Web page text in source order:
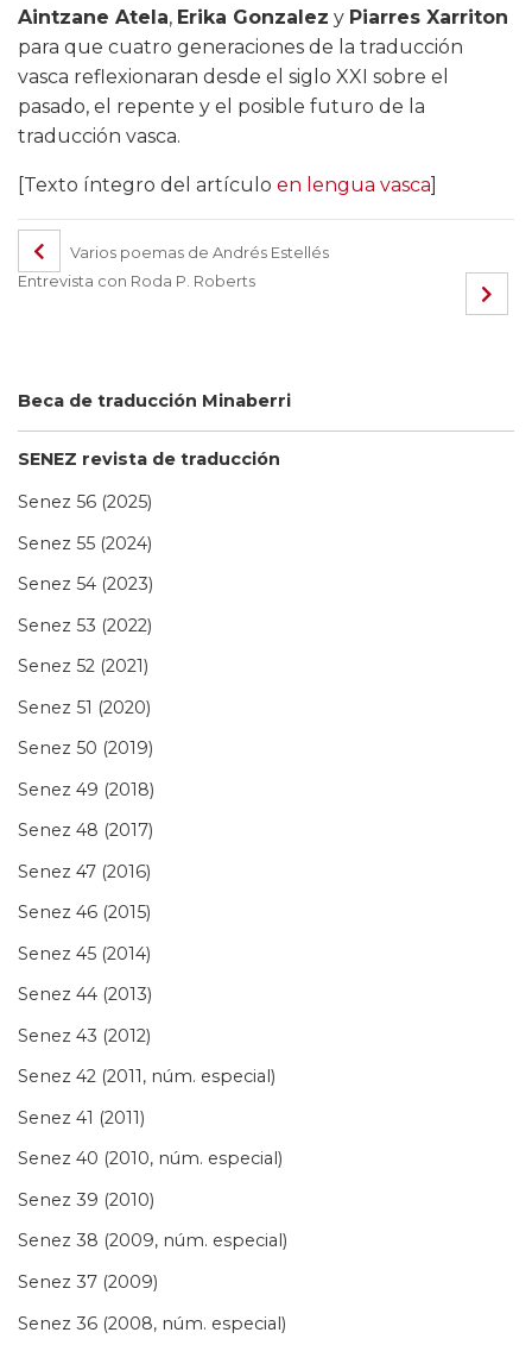
Beca de traducción Minaberri
SENEZ revista de traducción
Senez 56 (2025)
Senez 55 (2024)
Senez 54 (2023)
Senez 53 (2022)
Senez 52 (2021)
Senez 51 (2020)
Senez 50 (2019)
Senez 49 (2018)
Senez 48 (2017)
Senez 47 (2016)
Senez 46 (2015)
Senez 45 (2014)
Senez 44 (2013)
Senez 43 (2012)
Senez 42 (2011, núm. especial)
Senez 41 (2011)
Senez 40 (2010, núm. especial)
Senez 39 (2010)
Senez 38 (2009, núm. especial)
Senez 37 (2009)
Senez 36 (2008, núm. especial)
Aintzane Atela, Erika Gonzalez y Piarres Xarriton
para que cuatro generaciones de la traducción
vasca reflexionaran desde el siglo XXI sobre el
pasado, el repente y el posible futuro de la
traducción vasca.
[Texto íntegro del artículo en lengua vasca]
Varios poemas de Andrés Estellés
Entrevista con Roda P. Roberts